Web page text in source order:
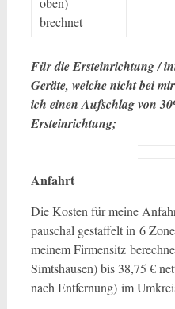
brechnet
Für die Ersteinrichtung /
Geräte, welche nicht bei
ich einen Aufschlag von
Ersteinrichtung;
Anfahrt
Die Kosten für meine
pauschal gestaffelt in 6
meinem Firmensitz
Simtshausen) bis 38,75 €
nach Entfernung) im